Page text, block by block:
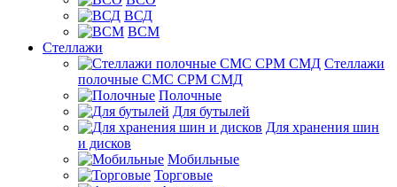
ВСД
ВСМ
Стеллажи
Стеллажи
полочные СМС СРМ СМД
Полочные
Для бутылей
Для хранения шин
и дисков
Мобильные
Торговые